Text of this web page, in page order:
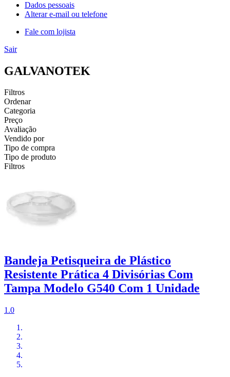
Dados pessoais
Alterar e-mail ou telefone
Fale com lojista
Sair
GALVANOTEK
Filtros
Ordenar
Categoria
Preço
Avaliação
Vendido por
Tipo de compra
Tipo de produto
Filtros
Bandeja Petisqueira de Plástico
Resistente Prática 4 Divisórias Com
Tampa Modelo G540 Com 1 Unidade
1.0